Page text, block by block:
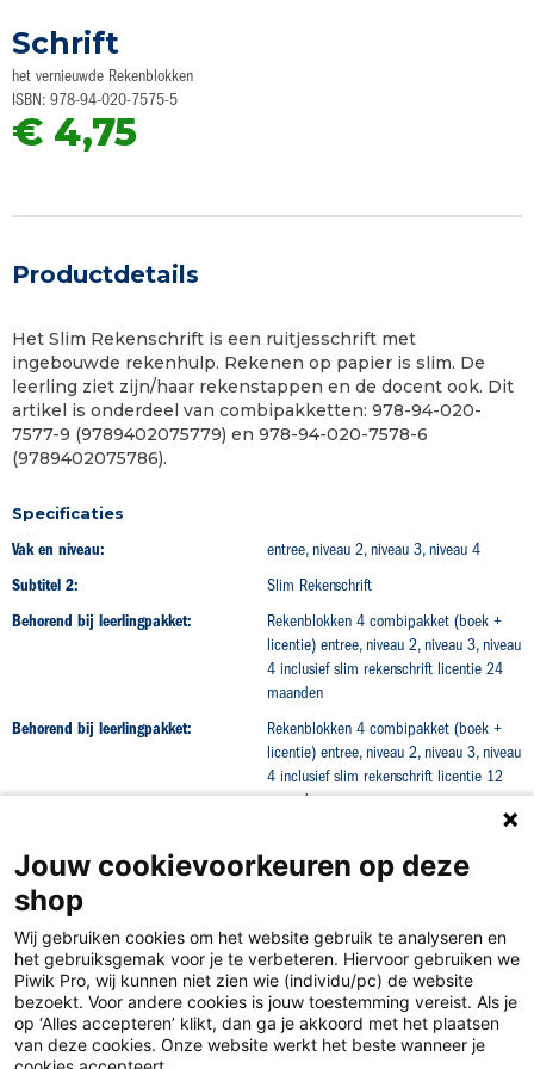
Schrift
het vernieuwde Rekenblokken
ISBN: 978-94-020-7575-5
€ 4,75
het
begin
van
de
afbeeldingen-
Productdetails
Het Slim Rekenschrift is een ruitjesschrift met
ingebouwde rekenhulp. Rekenen op papier is slim. De
leerling ziet zijn/haar rekenstappen en de docent ook. Dit
artikel is onderdeel van combipakketten: 978-94-020-
7577-9 (9789402075779) en 978-94-020-7578-6
(9789402075786).
Specificaties
Vak en niveau:
entree, niveau 2, niveau 3, niveau 4
Subtitel 2:
Slim Rekenschrift
Behorend bij leerlingpakket:
Rekenblokken 4 combipakket (boek +
licentie) entree, niveau 2, niveau 3, niveau
4 inclusief slim rekenschrift licentie 24
maanden
Behorend bij leerlingpakket:
Rekenblokken 4 combipakket (boek +
licentie) entree, niveau 2, niveau 3, niveau
4 inclusief slim rekenschrift licentie 12
maanden
Disclaimer
Jouw cookievoorkeuren op deze
shop
Wij gebruiken cookies om het website gebruik te analyseren en
het gebruiksgemak voor je te verbeteren. Hiervoor gebruiken we
Piwik Pro, wij kunnen niet zien wie (individu/pc) de website
bezoekt. Voor andere cookies is jouw toestemming vereist. Als je
op ‘Alles accepteren’ klikt, dan ga je akkoord met het plaatsen
van deze cookies. Onze website werkt het beste wanneer je